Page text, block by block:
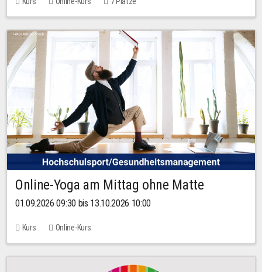
Online-Yoga am Mittag ohne Matte
01.09.2026 09:30 bis 13.10.2026 10:00
Kurs Online-Kurs